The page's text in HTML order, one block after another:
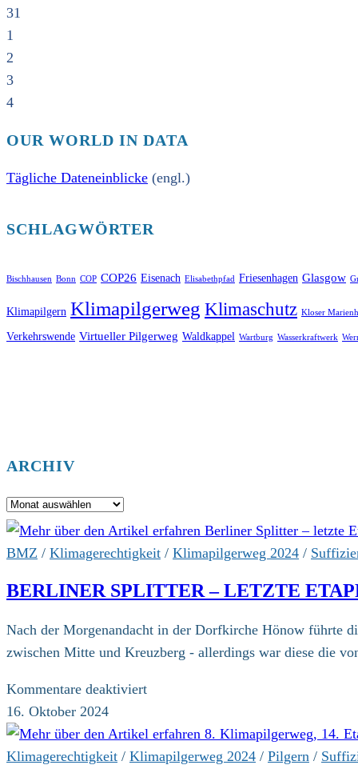
31
1
2
3
4
OUR WORLD IN DATA
Tägliche Dateneinblicke (engl.)
SCHLAGWÖRTER
Bischhausen Bonn COP COP26 Eisenach Elisabethpfad Friesenhagen Glasgow
Klimapilgern Klimapilgerweg Klimaschutz Kloser
Verkehrswende Virtueller Pilgerweg Waldkappel Wartburg Wasserkraftwerk
ARCHIV
Archiv
BMZ / Klimagerechtigkeit / Klimapilgerweg 2024 /
BERLINER SPLITTER – LETZTE
Nach der Morgenandacht in der Dorfkirche Hönow führte
zwischen Mitte und Kreuzberg - allerdings war diese die
Kommentare deaktiviertfür
Splitter
–
16. Oktober 2024
Klimagerechtigkeit / Klimapilgerweg 2024 / Pilgern /